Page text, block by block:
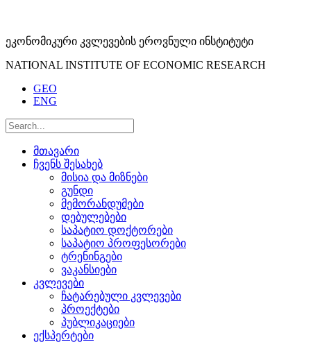
ეკონომიკური კვლევების ეროვნული ინსტიტუტი
NATIONAL INSTITUTE OF ECONOMIC RESEARCH
GEO
ENG
მთავარი
ჩვენს შესახებ
მისია და მიზნები
გუნდი
მემორანდუმები
დებულებები
საპატიო დოქტორები
საპატიო პროფესორები
ტრენინგები
ვაკანსიები
კვლევები
ჩატარებული კვლევები
პროექტები
პუბლიკაციები
ექსპერტები